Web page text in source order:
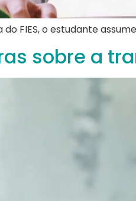
do FIES, o estudante
sobre a